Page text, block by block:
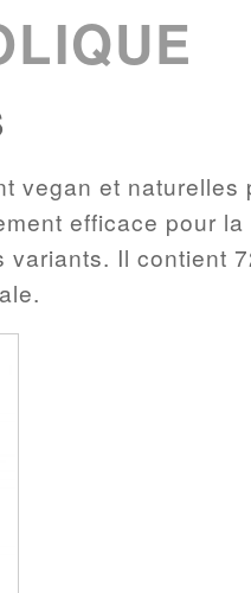
vegan et naturelles
efficace pour
Il contient